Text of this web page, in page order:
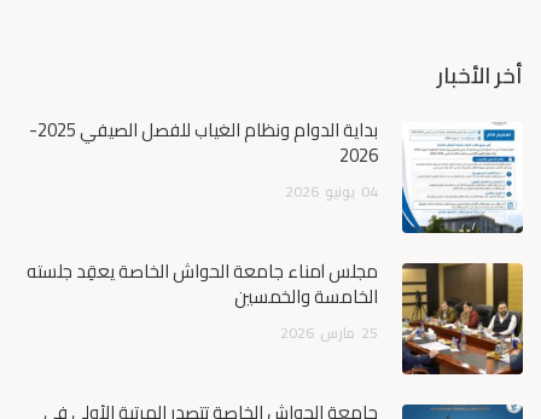
أخر الأخبار
بداية الدوام ونظام الغياب للفصل الصيفي 2025-
2026
04 يونيو 2026
مجلس أمناء جامعة الحواش الخاصة يعقِد جلسته
الخامسة والخمسين
25 مارس 2026